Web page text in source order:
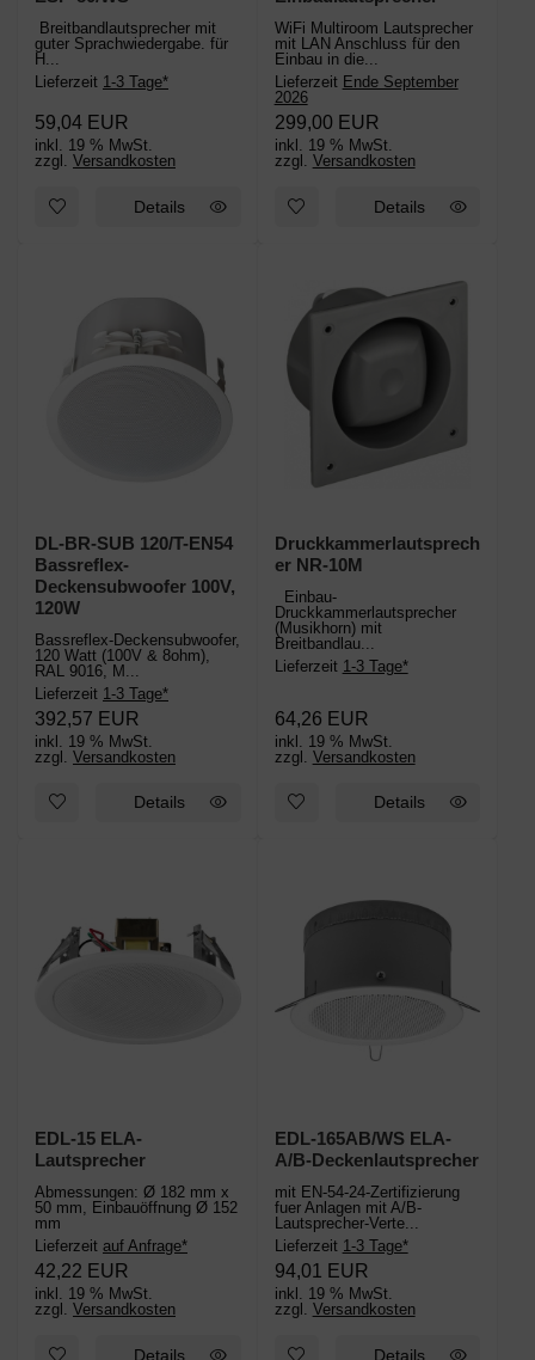
Breitbandlautsprecher mit
guter Sprachwiedergabe. für
H...
Lieferzeit 1-3 Tage*
59,04 EUR
inkl. 19 % MwSt.
zzgl. Versandkosten
Details
WiFi Multiroom Lautsprecher
mit LAN Anschluss für den
Einbau in die...
Lieferzeit Ende September
2026
299,00 EUR
inkl. 19 % MwSt.
zzgl. Versandkosten
Details
DL-BR-SUB 120/T-EN54
Bassreflex-
Deckensubwoofer 100V,
120W
Bassreflex-Deckensubwoofer,
120 Watt (100V & 8ohm),
RAL 9016, M...
Lieferzeit 1-3 Tage*
392,57 EUR
inkl. 19 % MwSt.
zzgl. Versandkosten
Details
Druckkammerlautsprech
er NR-10M
Einbau-
Druckkammerlautsprecher
(Musikhorn) mit
Breitbandlau...
Lieferzeit 1-3 Tage*
64,26 EUR
inkl. 19 % MwSt.
zzgl. Versandkosten
Details
EDL-15 ELA-
Lautsprecher
Abmessungen: Ø 182 mm x
50 mm, Einbauöffnung Ø 152
mm
Lieferzeit auf Anfrage*
42,22 EUR
inkl. 19 % MwSt.
zzgl. Versandkosten
Details
EDL-165AB/WS ELA-
A/B-Deckenlautsprecher
mit EN-54-24-Zertifizierung
fuer Anlagen mit A/B-
Lautsprecher-Verte...
Lieferzeit 1-3 Tage*
94,01 EUR
inkl. 19 % MwSt.
zzgl. Versandkosten
Details